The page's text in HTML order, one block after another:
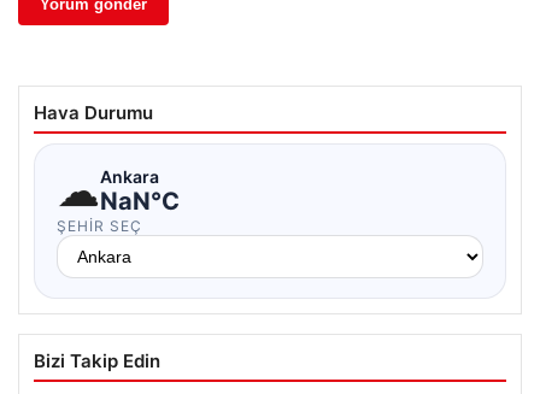
Hava Durumu
☁Ankara
NaN°C
ŞEHIR SEÇ
Bizi Takip Edin